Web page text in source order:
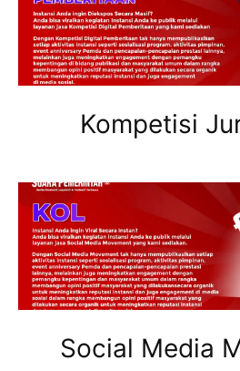
Kompetisi
Social Media